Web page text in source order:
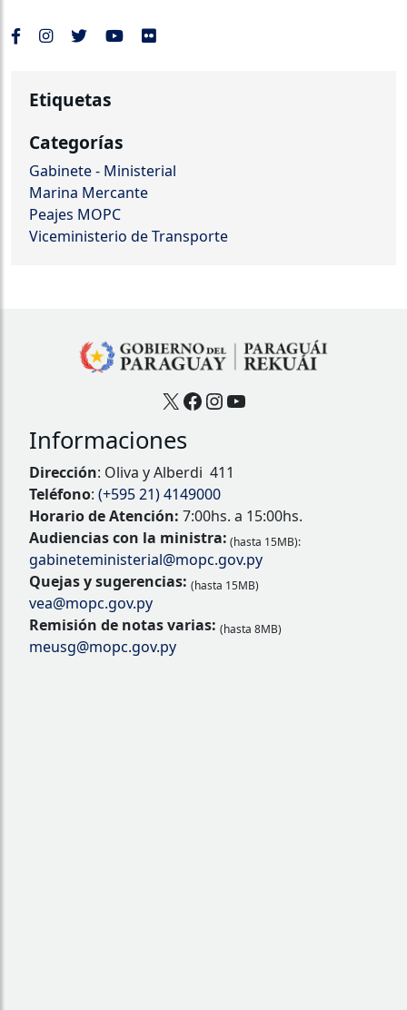
Etiquetas
Categorías
Gabinete - Ministerial
Marina Mercante
Peajes MOPC
Viceministerio de Transporte
X Facebook
Instagram
YouTube
Informaciones
Dirección: Oliva y Alberdi 411
Teléfono: (+595 21) 4149000
Horario de Atención: 7:00hs. a 15:00hs.
Audiencias con la ministra: (hasta 15MB):
gabineteministerial@mopc.gov.py
Quejas y sugerencias: (hasta 15MB)
vea@mopc.gov.py
Remisión de notas varias: (hasta 8MB)
meusg@mopc.gov.py